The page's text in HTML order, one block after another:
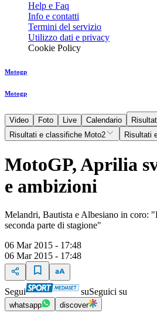
Help e Faq
Info e contatti
Termini del servizio
Utilizzo dati e privacy
Cookie Policy
Motogp
Motogp
Video Foto Live Calendario
Risultati e classifiche Moto2
Risultati
MotoGP, Aprilia
e ambizioni
Melandri, Bautista e Albesiano in coro:
seconda parte di stagione"
06 Mar 2015 - 17:48
06 Mar 2015 - 17:48
Segui suSeguici su
whatsapp discover